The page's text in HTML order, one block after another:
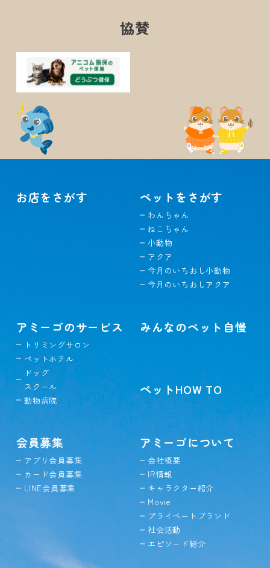
協賛
お店をさがす ペットをさがす
わんちゃん
ねこちゃん
小動物
アクア
今月のいちおし小動物
今月のいちおしアクア
アミーゴのサービス
トリミングサロン
ペットホテル
ドッグ
スクール
動物病院
みんなのペット自慢
ペットHOW TO
会員募集
アプリ会員募集
カード会員募集
LINE会員募集
アミーゴについて
会社概要
IR情報
キャラクター紹介
Movie
プライベートブランド
社会活動
エピソード紹介